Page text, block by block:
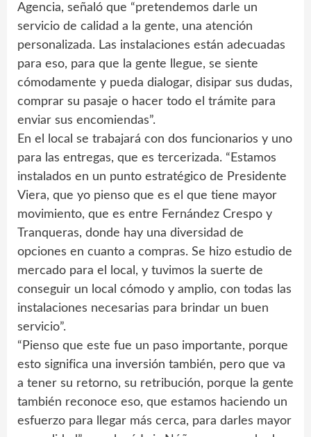
Agencia, señaló que “pretendemos darle un
servicio de calidad a la gente, una atención
personalizada. Las instalaciones están adecuadas
para eso, para que la gente llegue, se siente
cómodamente y pueda dialogar, disipar sus dudas,
comprar su pasaje o hacer todo el trámite para
enviar sus encomiendas”.
En el local se trabajará con dos funcionarios y uno
para las entregas, que es tercerizada. “Estamos
instalados en un punto estratégico de Presidente
Viera, que yo pienso que es el que tiene mayor
movimiento, que es entre Fernández Crespo y
Tranqueras, donde hay una diversidad de
opciones en cuanto a compras. Se hizo estudio de
mercado para el local, y tuvimos la suerte de
conseguir un local cómodo y amplio, con todas las
instalaciones necesarias para brindar un buen
servicio”.
“Pienso que este fue un paso importante, porque
esto significa una inversión también, pero que va
a tener su retorno, su retribución, porque la gente
también reconoce eso, que estamos haciendo un
esfuerzo para llegar más cerca, para darles mayor